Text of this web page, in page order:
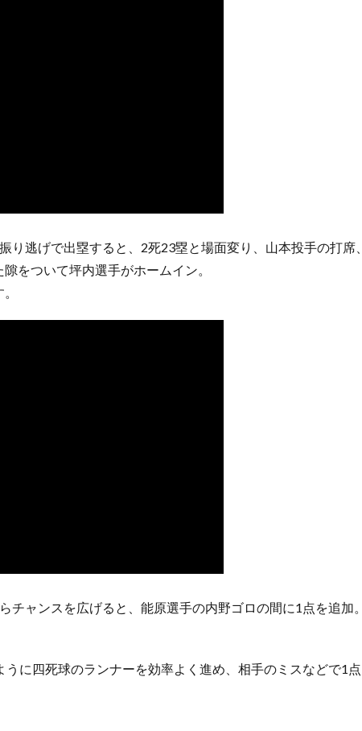
り逃げで出塁すると、2死23塁と場面変り、山本投手の打席、
をついて坪内選手がホームイン。
チャンスを広げると、能原選手の内野ゴロの間に1点を追加。
に四死球のランナーを効率よく進め、相手のミスなどで1点